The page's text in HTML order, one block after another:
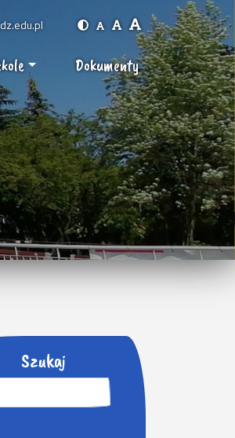
Dokumenty
Szukaj